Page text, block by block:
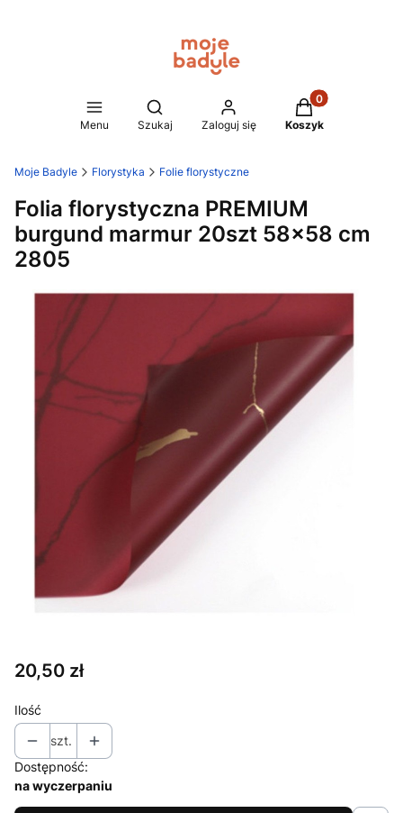
Menu
Otwórz wyszukiwarkę
Szukaj Zaloguj się
Produkty w
Koszyk
Moje Badyle Florystyka Folie florystyczne
Folia florystyczna PREMIUM
burgund marmur 20szt 58×58 cm
2805
Cena
20,50 zł
Ilość
szt.
Dostępność:
na wyczerpaniu